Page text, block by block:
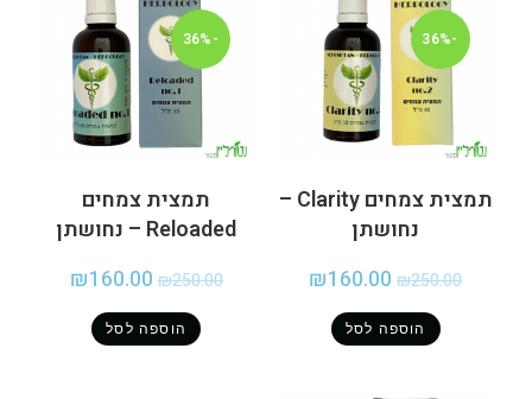
-36%
תמצית צמחים Clarity –
נחושתן
₪250.00
₪160.00
הוספה לסל
-36%
תמצית צמחים
Reloaded – נחושתן
₪250.00
₪160.00
הוספה לסל